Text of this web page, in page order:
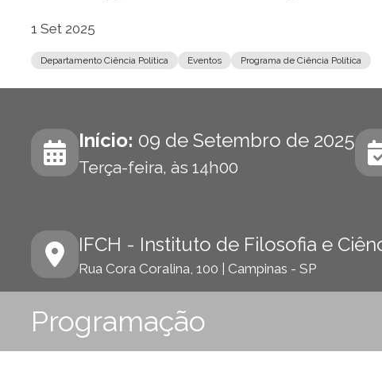
1 Set 2025
Departamento Ciência Política Eventos Programa de Ciência Política
Início: 09 de Setembro de 2025
Terça-feira, às 14h00
IFCH - Instituto de Filosofia e
Rua Cora Coralina, 100 | Campinas - SP
Programação